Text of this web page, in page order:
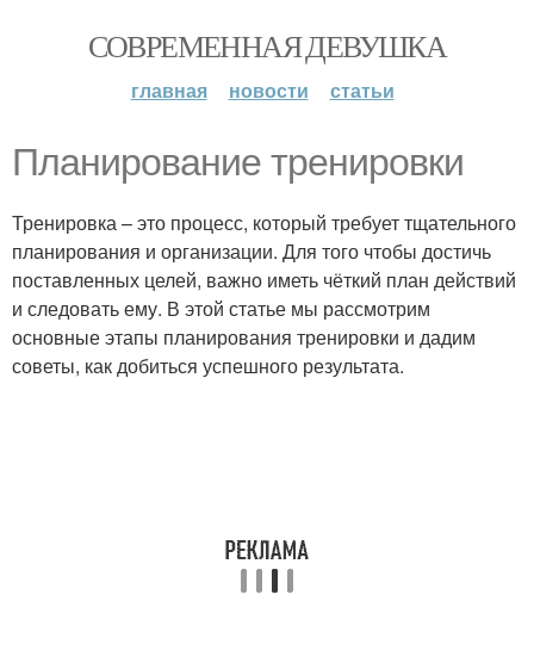
СОВРЕМЕННАЯ ДЕВУШКА
главная новости статьи
Планирование тренировки
Тренировка – это процесс, который требует тщательного
планирования и организации. Для того чтобы достичь
поставленных целей, важно иметь чёткий план действий
и следовать ему. В этой статье мы рассмотрим
основные этапы планирования тренировки и дадим
советы, как добиться успешного результата.